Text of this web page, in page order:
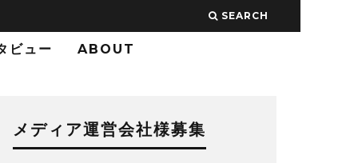
SEARCH
ビュー ABOUT
メディア運営会社様募集